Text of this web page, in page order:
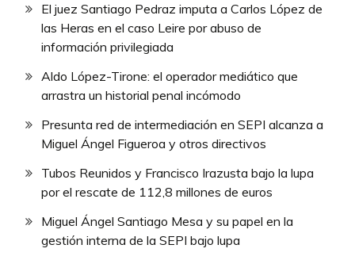
El juez Santiago Pedraz imputa a Carlos López de
las Heras en el caso Leire por abuso de
información privilegiada
Aldo López-Tirone: el operador mediático que
arrastra un historial penal incómodo
Presunta red de intermediación en SEPI alcanza a
Miguel Ángel Figueroa y otros directivos
Tubos Reunidos y Francisco Irazusta bajo la lupa
por el rescate de 112,8 millones de euros
Miguel Ángel Santiago Mesa y su papel en la
gestión interna de la SEPI bajo lupa